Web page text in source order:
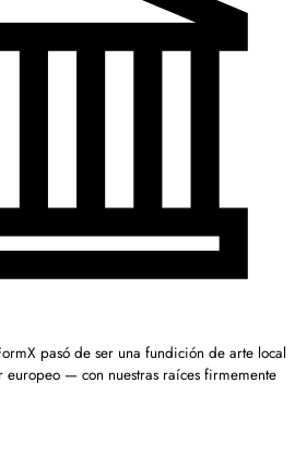
pasó de ser una fundición de arte local
— con nuestras raíces firmemente